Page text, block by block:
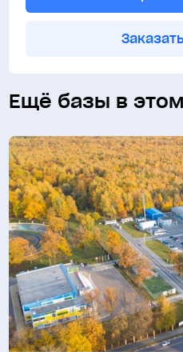
Ещё базы в